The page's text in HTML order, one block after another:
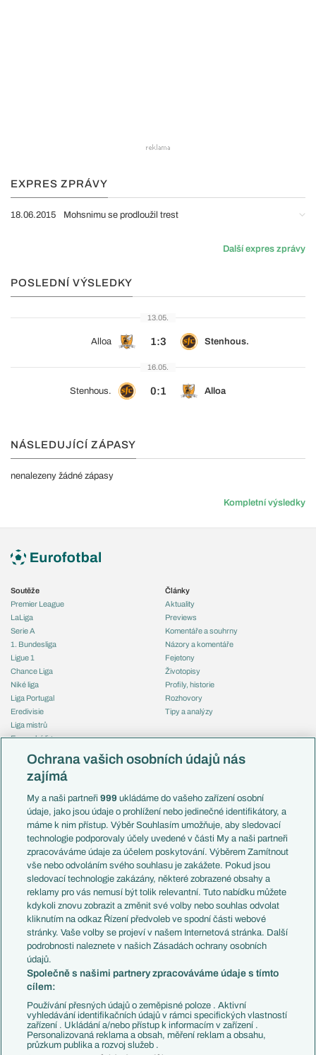
EXPRES ZPRÁVY
18.06.2015 Mohsnimu se prodloužil trest
Další expres zprávy
POSLEDNÍ VÝSLEDKY
13.05.
Alloa 1:3 Stenhous.
16.05.
Stenhous. 0:1 Alloa
NÁSLEDUJÍCÍ ZÁPASY
nenalezeny žádné zápasy
Kompletní výsledky
Soutěže
Premier League
LaLiga
Serie A
1. Bundesliga
Ligue 1
Chance Liga
Niké liga
Liga Portugal
Eredivisie
Liga mistrů
Evropská liga
Mistrovství světa
Liga národů
Témata
Představení týmů MS
EuroSkauting
PL v kostce
Evropské koeficienty
Přestupy
Přestupové spekulace
Zranění
Kluby
Arsenal FC
Chelsea FC
Manchester United
AC Milán
Juventus FC
Bayern Mnichov
FC Barcelona
Real Madrid
Články
Aktuality
Previews
Komentáře a souhrny
Názory a komentáře
Fejetony
Životopisy
Profily, historie
Rozhovory
Tipy a analýzy
Česko
Francie
Itálie
Německo
Španělsko
Argentina
Brazílie
Přestupy
Zápasy
Livescore
Tipovací soutěž
Ochrana vašich osobních údajů nás
zajímá
My a naši partneři999 ukládáme do vašeho zařízení osobní
údaje, jako jsou údaje o prohlížení nebo jedinečné identifikátory, a
máme k nim přístup. Výběr Souhlasím umožňuje, aby sledovací
technologie podporovaly účely uvedené v části My a naši partneři
zpracováváme údaje za účelem poskytování. Výběrem Zamítnout
vše nebo odvoláním svého souhlasu je zakážete. Pokud jsou
sledovací technologie zakázány, některé zobrazené obsahy a
reklamy pro vás nemusí být tolik relevantní. Tuto nabídku můžete
kdykoli znovu zobrazit a změnit své volby nebo souhlas odvolat
kliknutím na odkaz Řízení předvoleb ve spodní části webové
stránky. Vaše volby se projeví v našem Internetová stránka. Další
podrobnosti naleznete v našich Zásadách ochrany osobních
údajů.
Společně s našimi partnery zpracováváme údaje s tímto
cílem:
Používání přesných údajů o zeměpisné poloze . Aktivní
vyhledávání identifikačních údajů v rámci specifických vlastností
zařízení . Ukládání a/nebo přístup k informacím v zařízení .
Personalizovaná reklama a obsah, měření reklam a obsahu,
průzkum publika a rozvoj služeb .